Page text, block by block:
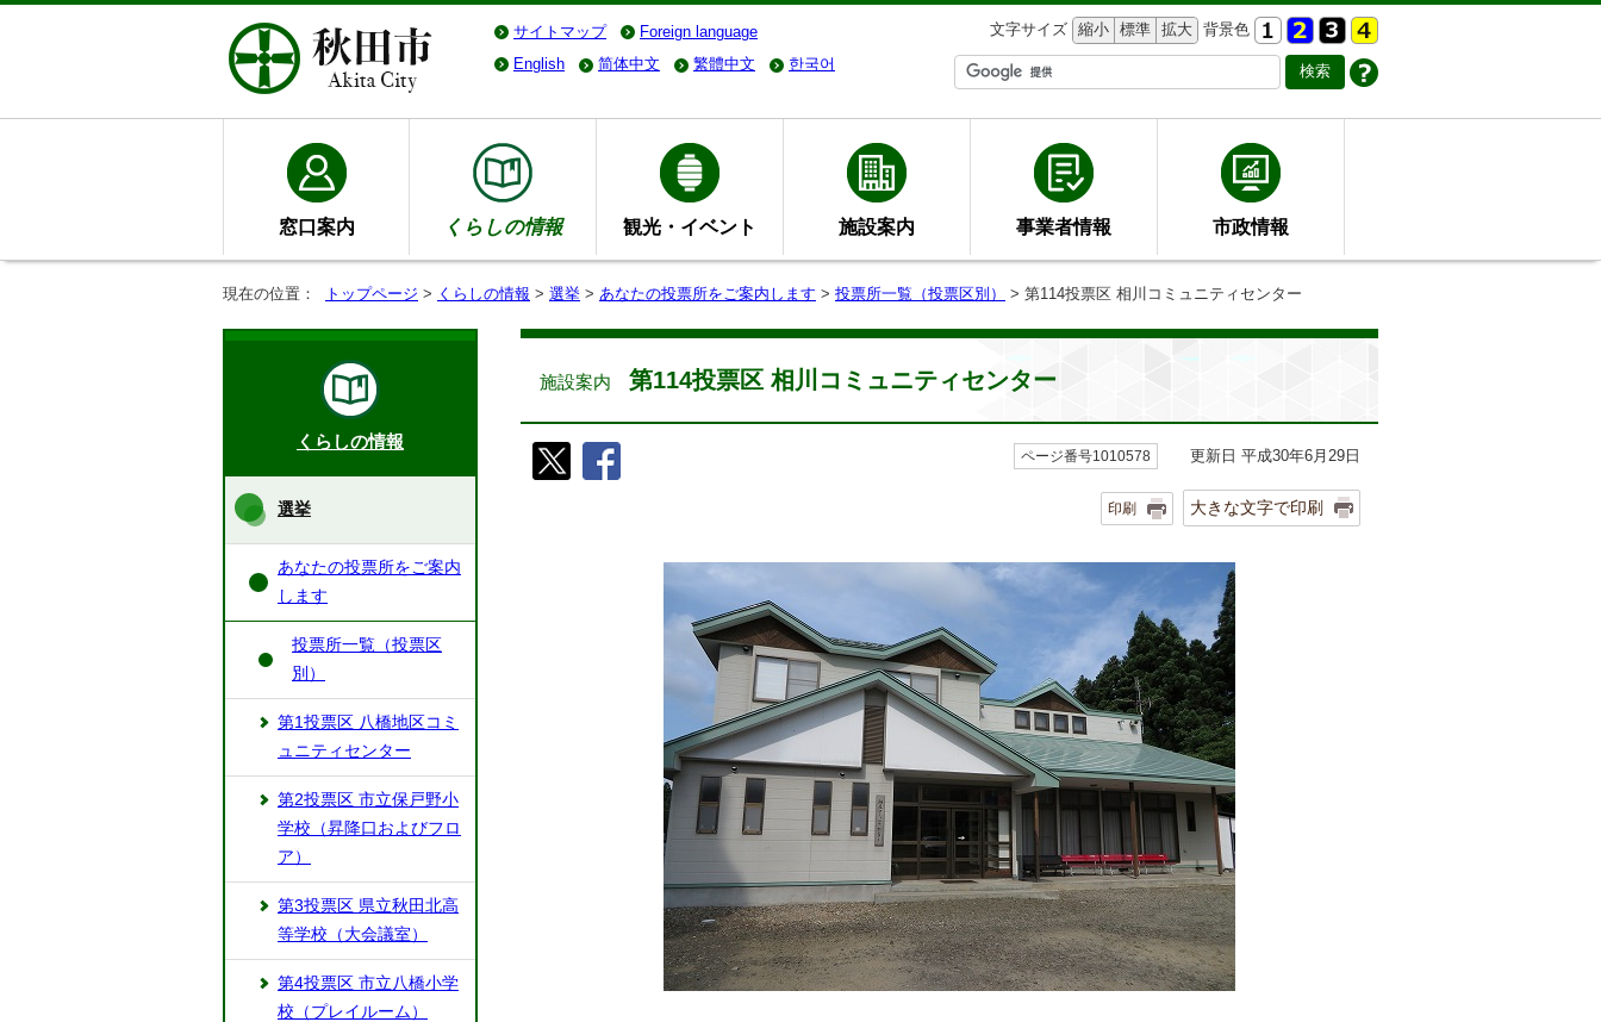
サイトマップ Foreign language 文字サイズ 縮小 標準 拡大 背景色
English
简体中文 繁體中文 한국어
窓口案内 くらしの情報 観光・イベント 施設案内 事業者情報 市政情報
現在の位置： トップページ > くらしの情報 > 選挙 > あなたの投票所をご案内します > 投票所一覧（投票区別） > 第114投票区 相川コミュニティセンター
施設案内 第114投票区 相川コミュニティセンター
ページ番号1010578 更新日 平成30年6月29日
印刷 大きな文字で印刷
くらしの情報
選挙
あなたの投票所をご案内
します
投票所一覧（投票区
別）
第1投票区 八橋地区コミ
ュニティセンター
第2投票区 市立保戸野小
学校（昇降口およびフロ
ア）
第3投票区 県立秋田北高
等学校（大会議室）
第4投票区 市立八橋小学
校（プレイルーム）